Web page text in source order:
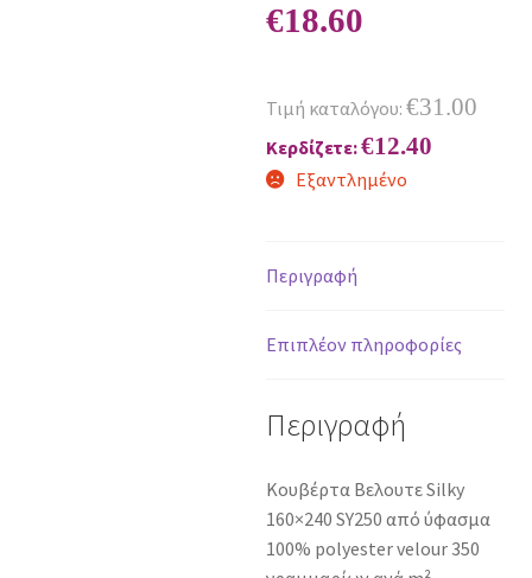
€18.60
Τιμή καταλόγου: €31.00
Κερδίζετε:€12.40
Εξαντλημένο
Περιγραφή
Επιπλέον πληροφορίες
Περιγραφή
Κουβέρτα Βελουτε Silky
160×240 SY250 από ύφασμα
100% polyester velour 350